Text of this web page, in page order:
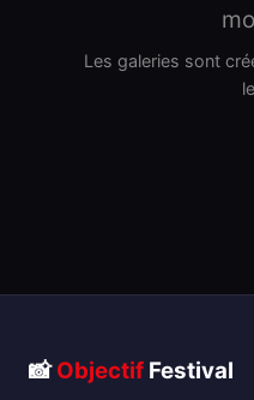
Les galeries sont
📸Objectif Festival